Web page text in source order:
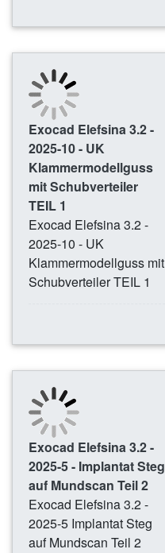
Exocad Elefsina 3.2 -
2025-10 - UK
Klammermodellguss
mit Schubverteiler
TEIL 1
Exocad Elefsina 3.2 -
2025-10 - UK
Klammermodellguss mit
Schubverteiler TEIL 1
Exocad Elefsina 3.2 -
2025-5 - Implantat Steg
auf Mundscan Teil 2
Exocad Elefsina 3.2 -
2025-5 Implantat Steg
auf Mundscan Teil 2